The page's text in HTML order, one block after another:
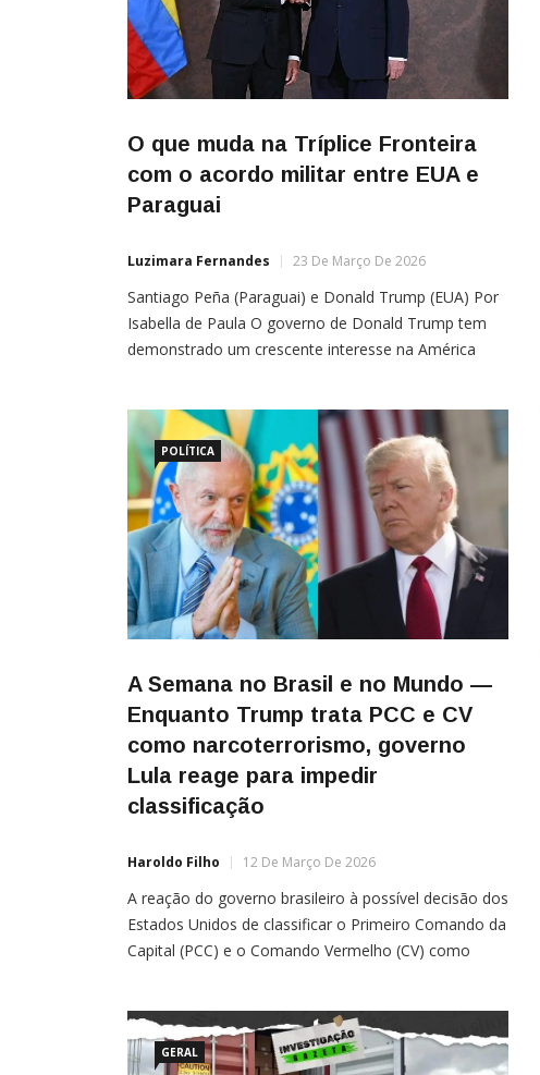
O que muda na Tríplice Fronteira
com o acordo militar entre EUA e
Paraguai
Luzimara Fernandes 23 De Março De 2026
Santiago Peña (Paraguai) e Donald Trump (EUA) Por
Isabella de Paula O governo de Donald Trump tem
demonstrado um crescente interesse na América
nas últimas décadas. Um dos focos dos EUA é a
Tríplice Fronteira, constituída por Paraguai, Argentina
[…]
POLÍTICA
A Semana no Brasil e no Mundo —
Enquanto Trump trata PCC e CV
como narcoterrorismo, governo
Lula reage para impedir
classificação
Haroldo Filho 12 De Março De 2026
A reação do governo brasileiro à possível decisão dos
Estados Unidos de classificar o Primeiro Comando da
Capital (PCC) e o Comando Vermelho (CV) como
uma contradição profunda na postura diplomática de
Brasília. O presidente Donald Trump sinalizou que […]
GERAL